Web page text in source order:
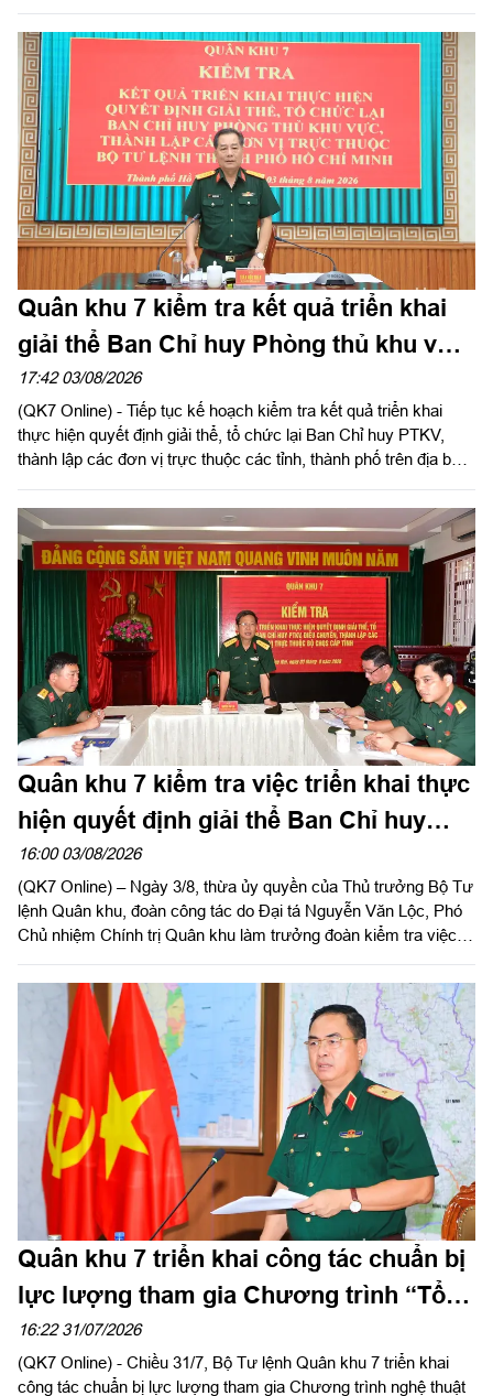
ủy, Chính ủy Quân khu làm trưởng đoàn phối hợp với UBND
tỉnh Tây Ninh khảo sát thực địa khu đất phục dựng Di tích lịch
sử nơi thành lập LLVT Quân khu 7 tại xã Đức Huệ, tỉnh Tây
Ninh. Đồng chí Lê Văn Hẳn, Phó Bí thư Tỉnh uỷ, Chủ tịch
UBND tỉnh Tây Ninh tiếp và làm việc với đoàn.
Quân khu 7 kiểm tra kết quả triển khai
giải thể Ban Chỉ huy Phòng thủ khu vực
tại Bộ Tư lệnh TPHCM
17:42 03/08/2026
(QK7 Online) - Tiếp tục kế hoạch kiểm tra kết quả triển khai
thực hiện quyết định giải thể, tổ chức lại Ban Chỉ huy PTKV,
thành lập các đơn vị trực thuộc các tỉnh, thành phố trên địa bàn
Quân khu, Đại tá Trần Hữu Nhân, Phó Tham mưu trưởng Quân
khu và đoàn công tác tiến hành kiểm tra Bộ Tư lệnh Thành phố
Hồ Chí Minh. Thiếu tướng Phan Quốc Việt, Phó Tư lệnh, Tham
mưu trưởng Bộ Tư lệnh Thành phố và cơ quan Bộ Tư lệnh
Thành phố làm việc với đoàn.
Quân khu 7 kiểm tra việc triển khai thực
hiện quyết định giải thể Ban Chỉ huy
PTKV tại TP Đồng Nai và tỉnh Lâm Đồng
16:00 03/08/2026
(QK7 Online) – Ngày 3/8, thừa ủy quyền của Thủ trưởng Bộ Tư
lệnh Quân khu, đoàn công tác do Đại tá Nguyễn Văn Lộc, Phó
Chủ nhiệm Chính trị Quân khu làm trưởng đoàn kiểm tra việc
PTKV, điều chuyển, thành lập các đơn vị trực thuộc Bộ CHQS
TP Đồng Nai và Bộ CHQS tỉnh Lâm Đồng.
Quân khu 7 triển khai công tác chuẩn bị
lực lượng tham gia Chương trình “Tổ
quốc trong tim”
16:22 31/07/2026
(QK7 Online) - Chiều 31/7, Bộ Tư lệnh Quân khu 7 triển khai
công tác chuẩn bị lực lượng tham gia Chương trình nghệ thuật